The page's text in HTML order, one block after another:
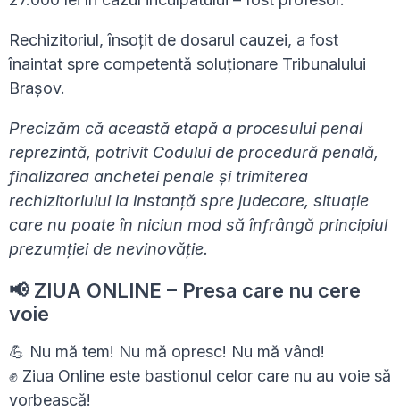
Rechizitoriul, însoțit de dosarul cauzei, a fost
înaintat spre competentă soluționare Tribunalului
Brașov.
Precizăm că această etapă a procesului penal
reprezintă, potrivit Codului de procedură penală,
finalizarea anchetei penale și trimiterea
rechizitoriului la instanță spre judecare, situație
care nu poate în niciun mod să înfrângă principiul
prezumției de nevinovăție.
📢 ZIUA ONLINE – Presa care nu cere
voie
💪 Nu mă tem! Nu mă opresc! Nu mă vând!
✊ Ziua Online este bastionul celor care nu au voie să
vorbească!